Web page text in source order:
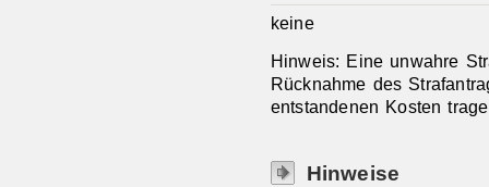
keine
Hinweis: Eine unwahre
Rücknahme des
entstandenen Kosten
Hinweise